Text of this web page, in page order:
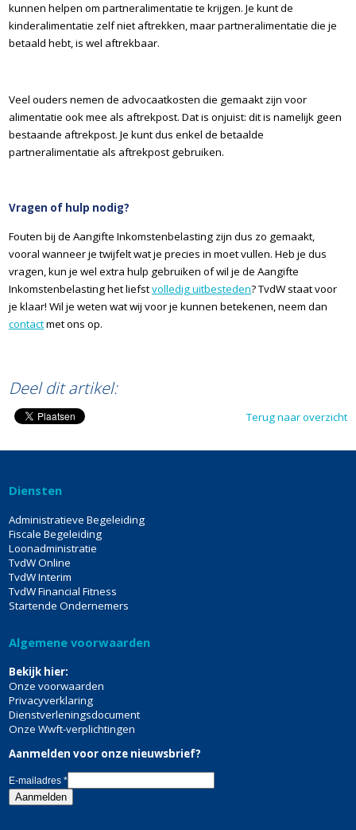
kunnen helpen om partneralimentatie te krijgen. Je kunt de
kinderalimentatie zelf niet aftrekken, maar partneralimentatie die je
betaald hebt, is wel aftrekbaar.
Veel ouders nemen de advocaatkosten die gemaakt zijn voor
alimentatie ook mee als aftrekpost. Dat is onjuist: dit is namelijk geen
bestaande aftrekpost. Je kunt dus enkel de betaalde
partneralimentatie als aftrekpost gebruiken.
Vragen of hulp nodig?
Fouten bij de Aangifte Inkomstenbelasting zijn dus zo gemaakt,
vooral wanneer je twijfelt wat je precies in moet vullen. Heb je dus
vragen, kun je wel extra hulp gebruiken of wil je de Aangifte
Inkomstenbelasting het liefstvolledig uitbesteden? TvdW staat voor
je klaar! Wil je weten wat wij voor je kunnen betekenen, neem dan
contactmet ons op.
Deel dit artikel:
Terug naar overzicht
Diensten
Administratieve Begeleiding
Fiscale Begeleiding
Loonadministratie
TvdW Online
TvdW Interim
TvdW Financial Fitness
Startende Ondernemers
Algemene voorwaarden
Bekijk hier:
Onze voorwaarden
Privacyverklaring
Dienstverleningsdocument
Onze Wwft-verplichtingen
Aanmelden voor onze nieuwsbrief?
E-mailadres*